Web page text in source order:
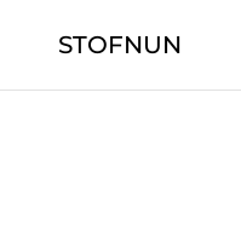
STOFNUN